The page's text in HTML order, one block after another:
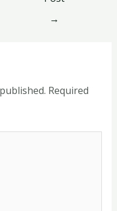
→
Required